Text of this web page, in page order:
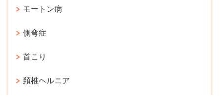
モートン病
側弯症
首こり
頚椎ヘルニア